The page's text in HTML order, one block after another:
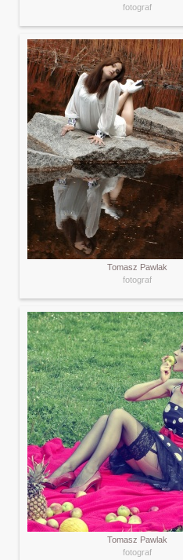
fotograf
Tomasz Pawlak
fotograf
Tomasz Pawlak
fotograf